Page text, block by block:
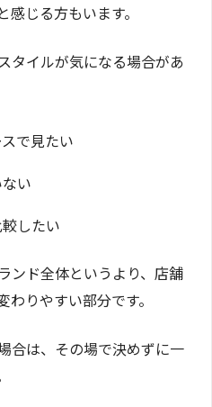
じる方もいます。
タイルが気になる場合があ
で見たい
い
したい
ンド全体というより、店舗
りやすい部分です。
合は、その場で決めずに一